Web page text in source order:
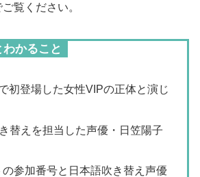
覧ください。
かること
初登場した女性VIPの正体と演じ
替えを担当した声優・日笠陽子
参加番号と日本語吹き替え声優